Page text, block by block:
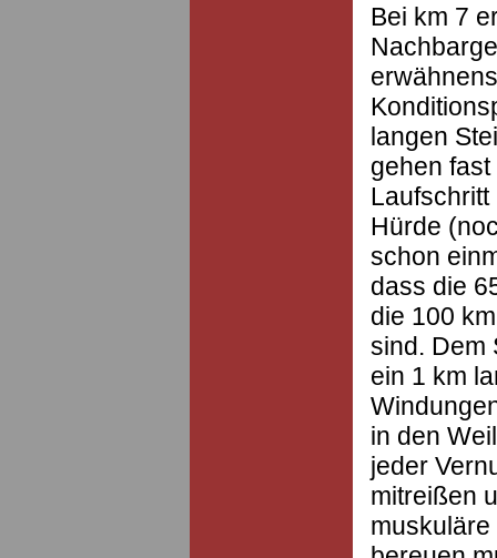
Bei km 7
langen
gehen
Hürde
schon
dass die
die 100
sind. Dem
ein 1 km
in den
jeder
mitreißen